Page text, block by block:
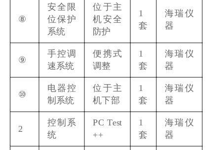
⑧
安全限
位保护
系统
位于主
机安全
防护
1
套
海瑞仪
器
⑨
手控调
速系统
便携式
调整
1
套
海瑞仪
器
⑩
电器控
制系统
位于主
机下部
1
套
海瑞仪
器
2
控制系
统
PC Test
++
1
套
海瑞仪
器